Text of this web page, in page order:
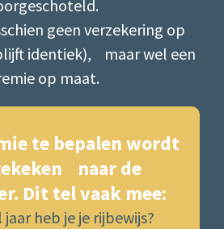
geen verzekering op
identiek), maar wel een
op maat.
te bepalen wordt
naar de
Dit tel vaak mee:
jaar heb je je rijbewijs?